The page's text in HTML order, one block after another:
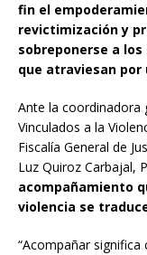
fin el
revictimización y
sobreponerse a
que atraviesan
Ante la coordinadora
Vinculados a la
Fiscalía General de
Luz Quiroz Carbajal,
acompañamiento
violencia se
“Acompañar